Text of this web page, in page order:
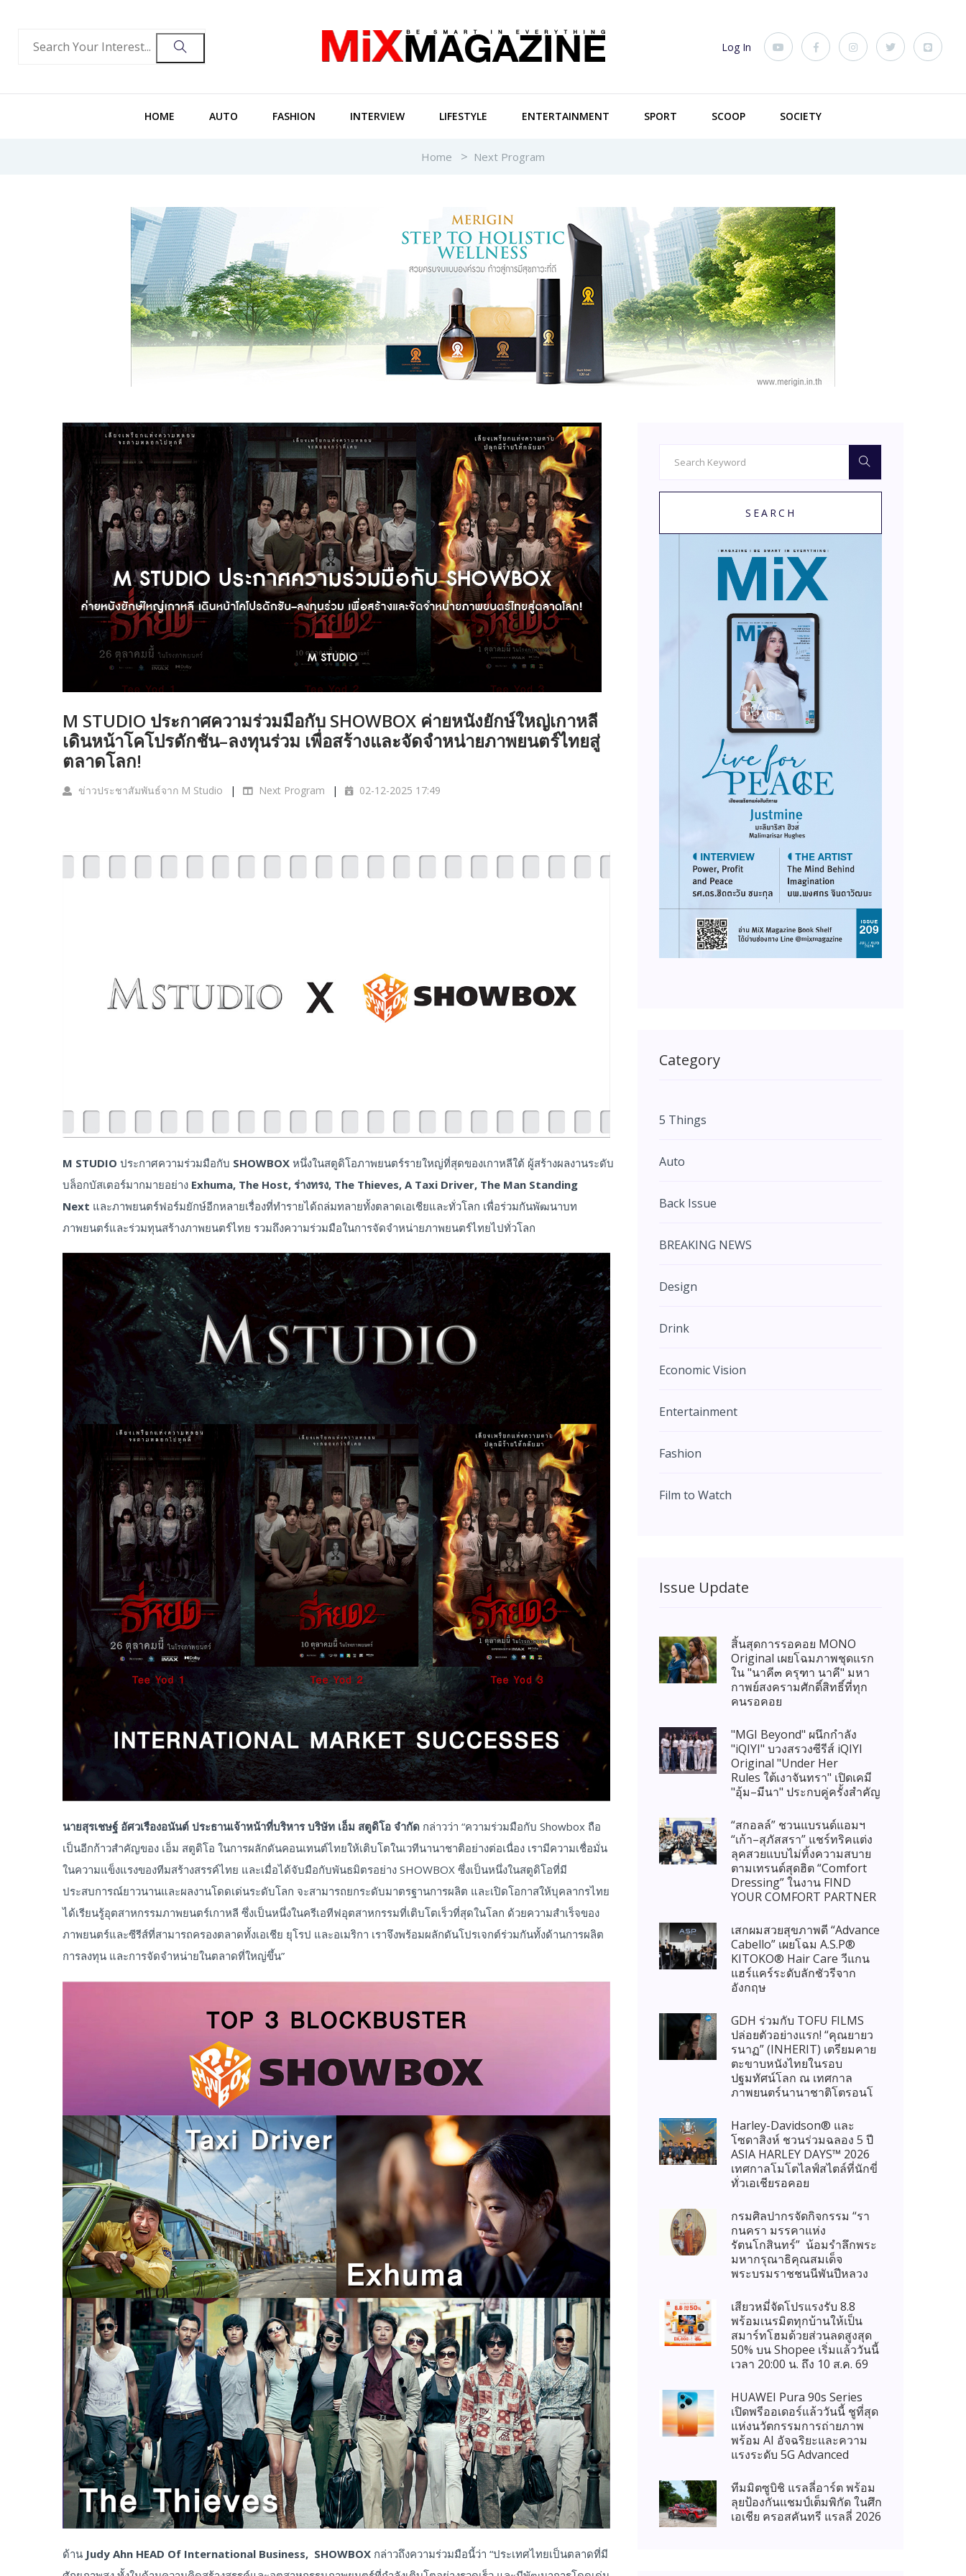
Log In
HOME AUTO FASHION INTERVIEW LIFESTYLE ENTERTAINMENT SPORT SCOOP SOCIETY
Home Next Program
M STUDIO ประกาศความร่วมมือกับ SHOWBOX ค่ายหนังยักษ์ใหญ่เกาหลี
เดินหน้าโคโปรดักชัน–ลงทุนร่วม เพื่อสร้างและจัดจำหน่ายภาพยนตร์ไทยสู่
ตลาดโลก!
ข่าวประชาสัมพันธ์จาก M Studio Next Program 02-12-2025 17:49
M STUDIO ประกาศความร่วมมือกับ SHOWBOX หนึ่งในสตูดิโอภาพยนตร์รายใหญ่ที่สุดของเกาหลีใต้ ผู้สร้างผลงานระดับ
บล็อกบัสเตอร์มากมายอย่าง Exhuma, The Host, ร่างทรง, The Thieves, A Taxi Driver, The Man Standing
Next และภาพยนตร์ฟอร์มยักษ์อีกหลายเรื่องที่ทำรายได้ถล่มทลายทั้งตลาดเอเชียและทั่วโลก เพื่อร่วมกันพัฒนาบท
ภาพยนตร์และร่วมทุนสร้างภาพยนตร์ไทย รวมถึงความร่วมมือในการจัดจำหน่ายภาพยนตร์ไทยไปทั่วโลก
นายสุรเชษฐ์ อัศวเรืองอนันต์ ประธานเจ้าหน้าที่บริหาร บริษัท เอ็ม สตูดิโอ จำกัด กล่าวว่า “ความร่วมมือกับ Showbox ถือ
เป็นอีกก้าวสำคัญของ เอ็ม สตูดิโอ ในการผลักดันคอนเทนต์ไทยให้เติบโตในเวทีนานาชาติอย่างต่อเนื่อง เรามีความเชื่อมั่น
ในความแข็งแรงของทีมสร้างสรรค์ไทย และเมื่อได้จับมือกับพันธมิตรอย่าง SHOWBOX ซึ่งเป็นหนึ่งในสตูดิโอที่มี
ประสบการณ์ยาวนานและผลงานโดดเด่นระดับโลก จะสามารถยกระดับมาตรฐานการผลิต และเปิดโอกาสให้บุคลากรไทย
ได้เรียนรู้อุตสาหกรรมภาพยนตร์เกาหลี ซึ่งเป็นหนึ่งในครีเอทีฟอุตสาหกรรมที่เติบโตเร็วที่สุดในโลก ด้วยความสำเร็จของ
ภาพยนตร์และซีรีส์ที่สามารถครองตลาดทั้งเอเชีย ยุโรป และอเมริกา เราจึงพร้อมผลักดันโปรเจกต์ร่วมกันทั้งด้านการผลิต
การลงทุน และการจัดจำหน่ายในตลาดที่ใหญ่ขึ้น”
ด้าน Judy Ahn HEAD Of International Business, SHOWBOX กล่าวถึงความร่วมมือนี้ว่า “ประเทศไทยเป็นตลาดที่มี
SEARCH
Category
5 Things
Auto
Back Issue
BREAKING NEWS
Design
Drink
Economic Vision
Entertainment
Fashion
Film to Watch
Issue Update
สิ้นสุดการรอคอย MONO
Original เผยโฉมภาพชุดแรก
ใน "นาคี๓ ครุฑา นาคี" มหา
กาพย์สงครามศักดิ์สิทธิ์ที่ทุก
คนรอคอย
"MGI Beyond" ผนึกกำลัง
"iQIYI" บวงสรวงซีรีส์ iQIYI
Original "Under Her
Rules ใต้เงาจันทรา" เปิดเคมี
"อุ้ม–มีนา" ประกบคู่ครั้งสำคัญ
“สกอลล์” ชวนแบรนด์แอมฯ
“เก้า–สุภัสสรา” แชร์ทริคแต่ง
ลุคสวยแบบไม่ทิ้งความสบาย
ตามเทรนด์สุดฮิต “Comfort
Dressing” ในงาน FIND
YOUR COMFORT PARTNER
เสกผมสวยสุขภาพดี “Advance
Cabello” เผยโฉม A.S.P®
KITOKO® Hair Care วีแกน
แฮร์แคร์ระดับลักชัวรีจาก
อังกฤษ
GDH ร่วมกับ TOFU FILMS
ปล่อยตัวอย่างแรก! “คุณยายว
รนาฏ” (INHERIT) เตรียมคาย
ตะขาบหนังไทยในรอบ
ปฐมทัศน์โลก ณ เทศกาล
ภาพยนตร์นานาชาติโตรอนโ
Harley-Davidson® และ
โซดาสิงห์ ชวนร่วมฉลอง 5 ปี
ASIA HARLEY DAYS™ 2026
เทศกาลโมโตไลฟ์สไตล์ที่นักขี่
ทั่วเอเชียรอคอย
กรมศิลปากรจัดกิจกรรม “รา
กนครา มรรคาแห่ง
รัตนโกสินทร์” น้อมรำลึกพระ
มหากรุณาธิคุณสมเด็จ
พระบรมราชชนนีพันปีหลวง
เสียวหมี่จัดโปรแรงรับ 8.8
พร้อมเนรมิตทุกบ้านให้เป็น
สมาร์ทโฮมด้วยส่วนลดสูงสุด
50% บน Shopee เริ่มแล้ววันนี้
เวลา 20:00 น. ถึง 10 ส.ค. 69
HUAWEI Pura 90s Series
เปิดพรีออเดอร์แล้ววันนี้ ชูที่สุด
แห่งนวัตกรรมการถ่ายภาพ
พร้อม AI อัจฉริยะและความ
แรงระดับ 5G Advanced
ทีมมิตซูบิชิ แรลลี่อาร์ต พร้อม
ลุยป้องกันแชมป์เต็มพิกัด ในศึก
เอเชีย ครอสคันทรี แรลลี่ 2026